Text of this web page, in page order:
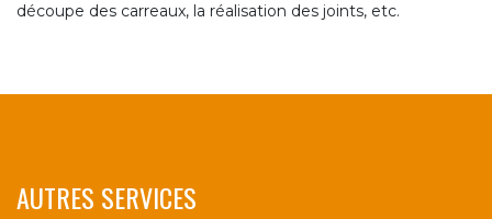
découpe des carreaux, la réalisation des joints, etc.
AUTRES SERVICES